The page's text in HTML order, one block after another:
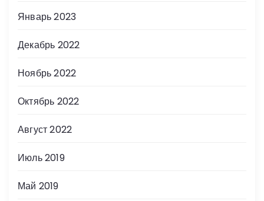
Январь 2023
Декабрь 2022
Ноябрь 2022
Октябрь 2022
Август 2022
Июль 2019
Май 2019